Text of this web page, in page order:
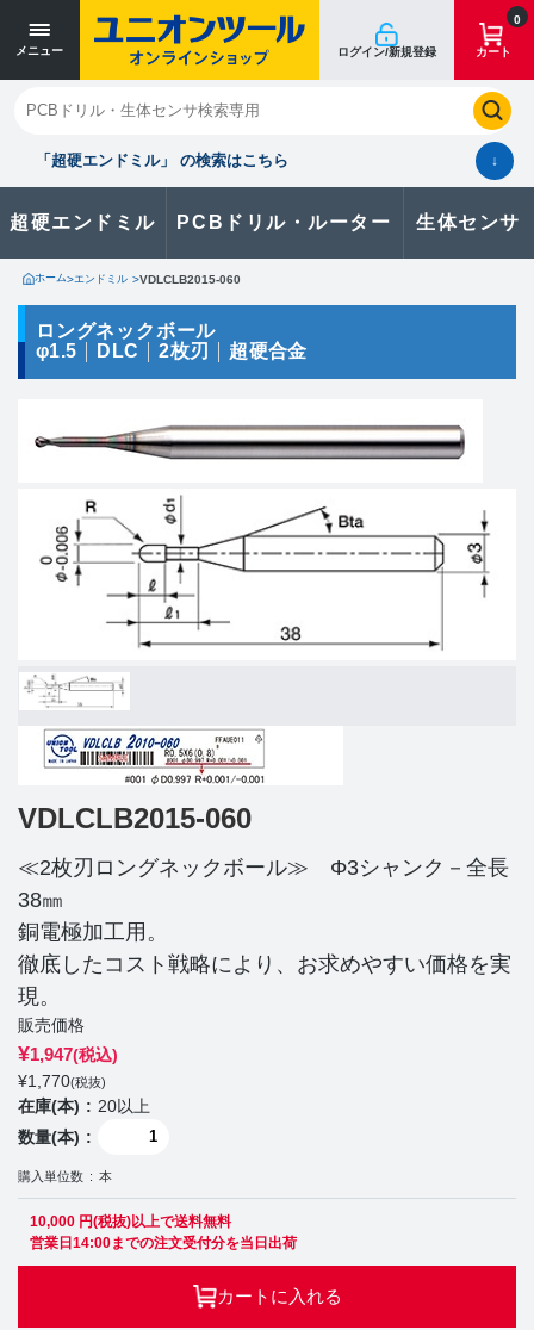
メニュー ログイン/新規登録
0
カート
「超硬エンドミル」 の検索はこちら ↓
超硬エンドミル PCBドリル・ルーター 生体センサ
閉じる
お気に入り クイックオーダー 購入履歴
製品に関するお問い合わせはこちら
カタログ一覧
ホーム>エンドミル >VDLCLB2015-060
ロングネックボール
φ1.5
DLC 2枚刃 超硬合金
VDLCLB2015-060
≪2枚刃ロングネックボール≫ Φ3シャンク－全長
38㎜
銅電極加工用。
徹底したコスト戦略により、お求めやすい価格を実
現。
販売価格
¥1,947(税込)
¥1,770(税抜)
在庫(本)
20以上
数量(本)
購入単位数 本
10,000 円(税抜)以上で送料無料
営業日14:00までの注文受付分を当日出荷
カートに入れる
寸法単位 [mm]
寸法単位 [mm]